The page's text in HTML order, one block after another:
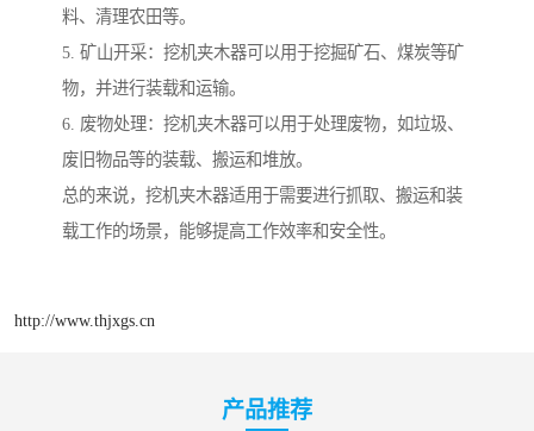
料、清理农田等。
5. 矿山开采：挖机夹木器可以用于挖掘矿石、煤炭等矿
物，并进行装载和运输。
6. 废物处理：挖机夹木器可以用于处理废物，如垃圾、
废旧物品等的装载、搬运和堆放。
总的来说，挖机夹木器适用于需要进行抓取、搬运和装
载工作的场景，能够提高工作效率和安全性。
http://www.thjxgs.cn
产品推荐